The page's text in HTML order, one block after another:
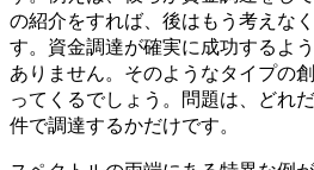
の紹介をすれば、後はもう考えな
す。資金調達が確実に成功するよ
ありません。そのようなタイプの
ってくるでしょう。問題は、どれ
件で調達するかだけです。